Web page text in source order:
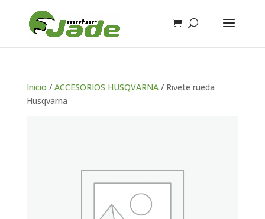
Inicio / ACCESORIOS HUSQVARNA/ Rivete rueda
Husqvarna